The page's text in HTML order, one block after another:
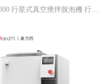
式攪拌機 真空攪拌機 真空
行星式真空攪拌脫泡機 行星